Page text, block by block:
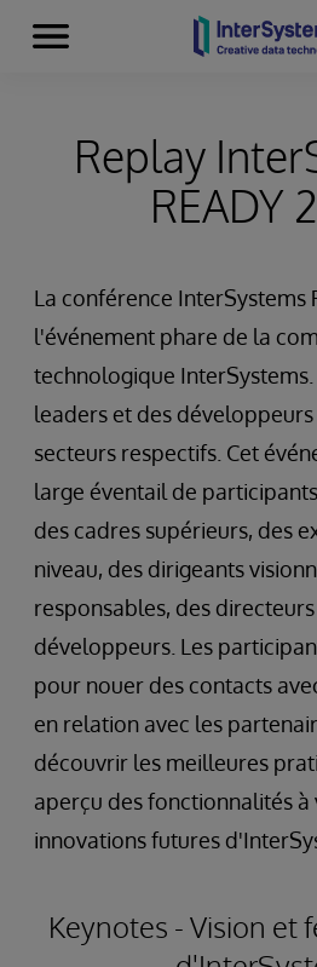
Skip to content
Menu
Replay
READY
La conférence InterSystems
l'événement phare de la
technologique
leaders et des
secteurs respectifs. Cet
large éventail de
des cadres supérieurs, des
niveau, des dirigeants
responsables, des
développeurs. Les
pour nouer des contacts
en relation avec les
découvrir les meilleures
aperçu des fonctionnalités à
innovations futures
Keynotes - Vision et